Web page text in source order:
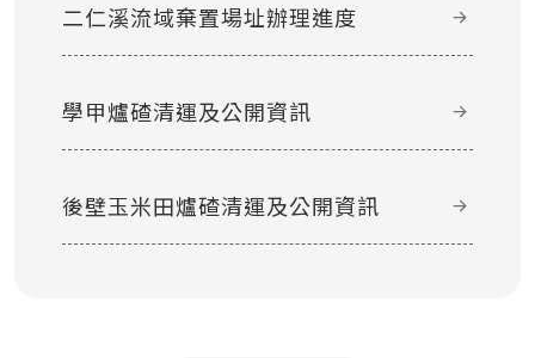
二仁溪流域棄置場址辦理進度
學甲爐碴清運及公開資訊
後壁玉米田爐碴清運及公開資訊